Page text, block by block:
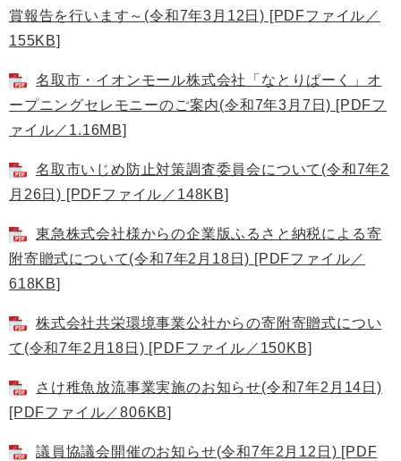
賞報告を行います～(令和7年3月12日) [PDFファイル／
155KB]
名取市・イオンモール株式会社「なとりぱーく」オ
ープニングセレモニーのご案内(令和7年3月7日) [PDFフ
ァイル／1.16MB]
名取市いじめ防止対策調査委員会について(令和7年2
月26日) [PDFファイル／148KB]
東急株式会社様からの企業版ふるさと納税による寄
附寄贈式について(令和7年2月18日) [PDFファイル／
618KB]
株式会社共栄環境事業公社からの寄附寄贈式につい
て(令和7年2月18日) [PDFファイル／150KB]
さけ稚魚放流事業実施のお知らせ(令和7年2月14日)
[PDFファイル／806KB]
議員協議会開催のお知らせ(令和7年2月12日) [PDF